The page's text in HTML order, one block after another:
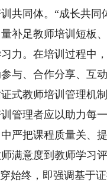
共同体。“成长共同
补足教师培训短板
力。在培训过程中
与、合作分享、互
教师培训管理机制
管理者应以助力每
严把课程质量关、
满意度到教师学习
始终，即强调基于